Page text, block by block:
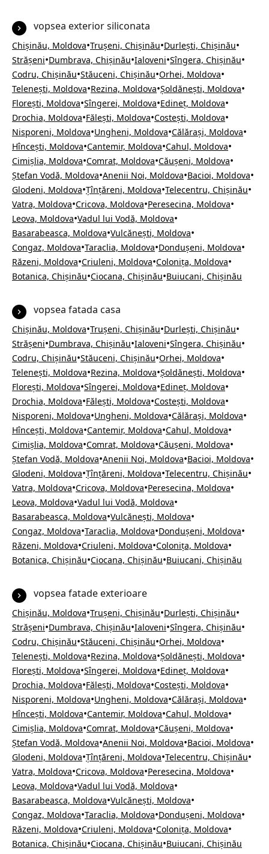
vopsea exterior siliconata
Chișinău, Moldova•Trușeni, Chișinău•Durlești, Chișinău•
Strășeni•Dumbrava, Chișinău•Ialoveni•Sîngera, Chișinău•
Codru, Chișinău•Stăuceni, Chișinău•Orhei, Moldova•
Telenești, Moldova•Rezina, Moldova•Șoldănești, Moldova•
Florești, Moldova•Sîngerei, Moldova•Edineț, Moldova•
Drochia, Moldova•Fălești, Moldova•Costești, Moldova•
Nisporeni, Moldova•Ungheni, Moldova•Călărași, Moldova•
Hîncești, Moldova•Cantemir, Moldova•Cahul, Moldova•
Cimișlia, Moldova•Comrat, Moldova•Căușeni, Moldova•
Ștefan Vodă, Moldova•Anenii Noi, Moldova•Bacioi, Moldova•
Glodeni, Moldova•Țînțăreni, Moldova•Telecentru, Chișinău•
Vatra, Moldova•Cricova, Moldova•Peresecina, Moldova•
Leova, Moldova•Vadul lui Vodă, Moldova•
Basarabeasca, Moldova•Vulcănești, Moldova•
Congaz, Moldova•Taraclia, Moldova•Dondușeni, Moldova•
Răzeni, Moldova•Criuleni, Moldova•Colonița, Moldova•
Botanica, Chișinău•Ciocana, Chișinău•Buiucani, Chișinău
vopsea fatada casa
Chișinău, Moldova•Trușeni, Chișinău•Durlești, Chișinău•
Strășeni•Dumbrava, Chișinău•Ialoveni•Sîngera, Chișinău•
Codru, Chișinău•Stăuceni, Chișinău•Orhei, Moldova•
Telenești, Moldova•Rezina, Moldova•Șoldănești, Moldova•
Florești, Moldova•Sîngerei, Moldova•Edineț, Moldova•
Drochia, Moldova•Fălești, Moldova•Costești, Moldova•
Nisporeni, Moldova•Ungheni, Moldova•Călărași, Moldova•
Hîncești, Moldova•Cantemir, Moldova•Cahul, Moldova•
Cimișlia, Moldova•Comrat, Moldova•Căușeni, Moldova•
Ștefan Vodă, Moldova•Anenii Noi, Moldova•Bacioi, Moldova•
Glodeni, Moldova•Țînțăreni, Moldova•Telecentru, Chișinău•
Vatra, Moldova•Cricova, Moldova•Peresecina, Moldova•
Leova, Moldova•Vadul lui Vodă, Moldova•
Basarabeasca, Moldova•Vulcănești, Moldova•
Congaz, Moldova•Taraclia, Moldova•Dondușeni, Moldova•
Răzeni, Moldova•Criuleni, Moldova•Colonița, Moldova•
Botanica, Chișinău•Ciocana, Chișinău•Buiucani, Chișinău
vopsea fatade exterioare
Chișinău, Moldova•Trușeni, Chișinău•Durlești, Chișinău•
Strășeni•Dumbrava, Chișinău•Ialoveni•Sîngera, Chișinău•
Codru, Chișinău•Stăuceni, Chișinău•Orhei, Moldova•
Telenești, Moldova•Rezina, Moldova•Șoldănești, Moldova•
Florești, Moldova•Sîngerei, Moldova•Edineț, Moldova•
Drochia, Moldova•Fălești, Moldova•Costești, Moldova•
Nisporeni, Moldova•Ungheni, Moldova•Călărași, Moldova•
Hîncești, Moldova•Cantemir, Moldova•Cahul, Moldova•
Cimișlia, Moldova•Comrat, Moldova•Căușeni, Moldova•
Ștefan Vodă, Moldova•Anenii Noi, Moldova•Bacioi, Moldova•
Glodeni, Moldova•Țînțăreni, Moldova•Telecentru, Chișinău•
Vatra, Moldova•Cricova, Moldova•Peresecina, Moldova•
Leova, Moldova•Vadul lui Vodă, Moldova•
Basarabeasca, Moldova•Vulcănești, Moldova•
Congaz, Moldova•Taraclia, Moldova•Dondușeni, Moldova•
Răzeni, Moldova•Criuleni, Moldova•Colonița, Moldova•
Botanica, Chișinău•Ciocana, Chișinău•Buiucani, Chișinău